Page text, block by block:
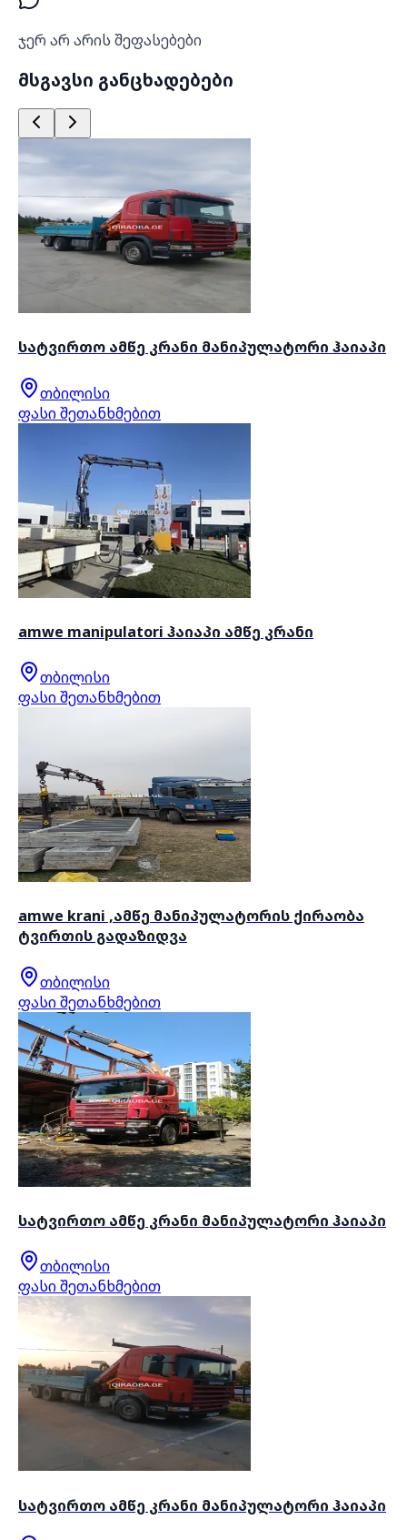
ჯერ არ არის შეფასებები
მსგავსი განცხადებები
სატვირთო ამწე კრანი მანიპულატორი ჰაიაპი
თბილისი
ფასი შეთანხმებით
amwe manipulatori ჰაიაპი ამწე კრანი
თბილისი
ფასი შეთანხმებით
amwe krani ,ამწე მანიპულატორის ქირაობა
ტვირთის გადაზიდვა
თბილისი
ფასი შეთანხმებით
სატვირთო ამწე კრანი მანიპულატორი ჰაიაპი
თბილისი
ფასი შეთანხმებით
სატვირთო ამწე კრანი მანიპულატორი ჰაიაპი